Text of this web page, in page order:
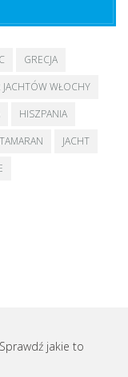
GRECJA
JACHTÓW WŁOCHY
HISZPANIA
JACHT
jakie to